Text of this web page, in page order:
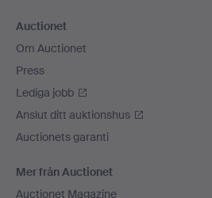
Auctionet
Om Auctionet
Press
Lediga jobb
Anslut ditt auktionshus
Auctionets garanti
Mer från Auctionet
Auctionet Magazine